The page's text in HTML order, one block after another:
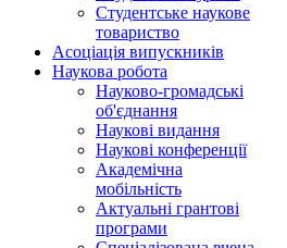
Студентське наукове
товариство
Асоціація випускників
Наукова робота
Науково-громадські
об'єднання
Наукові видання
Наукові конференції
Академічна
мобільність
Актуальні грантові
програми